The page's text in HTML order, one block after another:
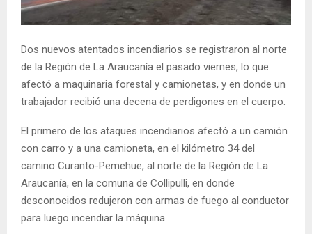
E
N
U
Dos nuevos atentados incendiarios se registraron al norte
de la Región de La Araucanía el pasado viernes, lo que
afectó a maquinaria forestal y camionetas, y en donde un
trabajador recibió una decena de perdigones en el cuerpo.
El primero de los ataques incendiarios afectó a un camión
con carro y a una camioneta, en el kilómetro 34 del
camino Curanto-Pemehue, al norte de la Región de La
Araucanía, en la comuna de Collipulli, en donde
desconocidos redujeron con armas de fuego al conductor
para luego incendiar la máquina.